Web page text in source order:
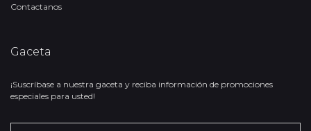
Contactanos
Gaceta
¡Suscríbase a nuestra gaceta y reciba información de promociones
especiales para usted!